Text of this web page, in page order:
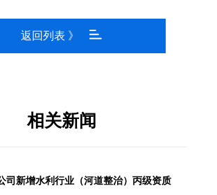
返回列表 》
相关新闻
司新增水利行业（河道整治）丙级资质